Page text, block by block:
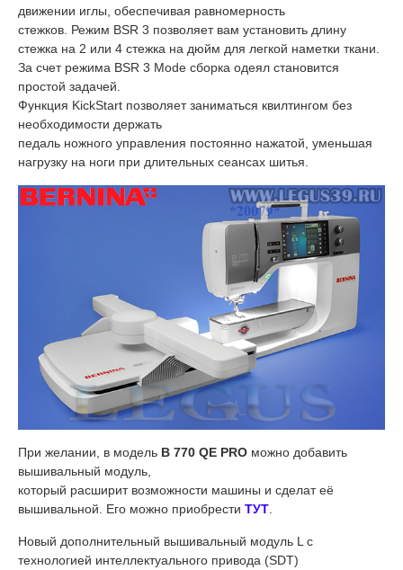
движении иглы, обеспечивая равномерность
стежков. Режим BSR 3 позволяет вам установить длину
стежка на 2 или 4 стежка на дюйм для легкой наметки ткани.
За счет режима BSR 3 Mode сборка одеял становится
простой задачей.
Функция KickStart позволяет заниматься квилтингом без
необходимости держать
педаль ножного управления постоянно нажатой, уменьшая
нагрузку на ноги при длительных сеансах шитья.
При желании, в модель B 770 QE PRO можно добавить
вышивальный модуль,
который расширит возможности машины и сделат её
вышивальной. Его можно приобрести ТУТ
Новый дополнительный вышивальный модуль L с
технологией интеллектуального привода (SDT)